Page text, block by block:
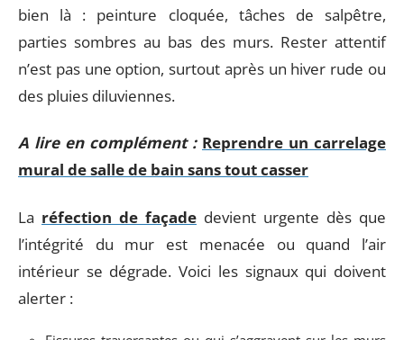
bien là : peinture cloquée, tâches de salpêtre,
parties sombres au bas des murs. Rester attentif
n’est pas une option, surtout après un hiver rude ou
des pluies diluviennes.
A lire en complément : Reprendre un carrelage
mural de salle de bain sans tout casser
La réfection de façade devient urgente dès que
l’intégrité du mur est menacée ou quand l’air
intérieur se dégrade. Voici les signaux qui doivent
alerter :